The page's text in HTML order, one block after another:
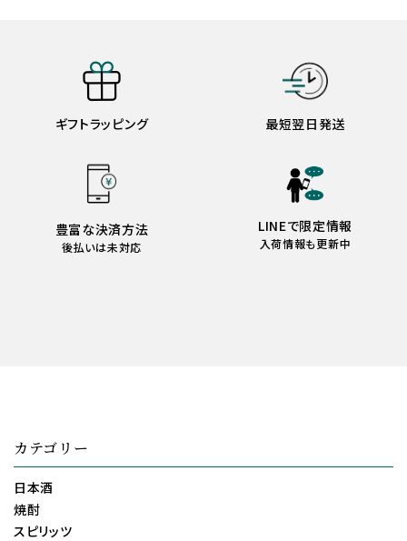
ギフトラッピング 最短翌日発送
豊富な決済方法
後払いは未対応
LINEで限定情報
入荷情報も更新中
カテゴリー
日本酒
焼酎
スピリッツ